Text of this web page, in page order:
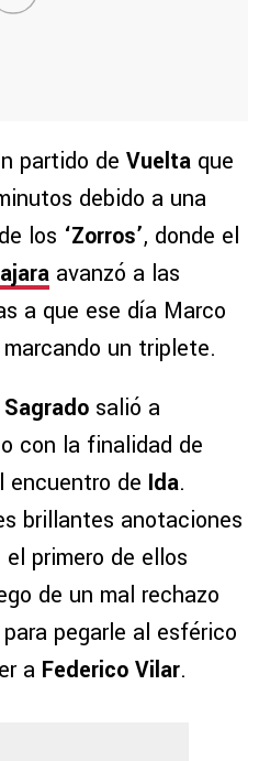
partido de Vuelta que
debido a una
los ‘Zorros’, donde el
avanzó a las
a que ese día Marco
un triplete.
salió a
con la finalidad de
encuentro de Ida.
brillantes anotaciones
primero de ellos
de un mal rechazo
para pegarle al esférico
a Federico Vilar.